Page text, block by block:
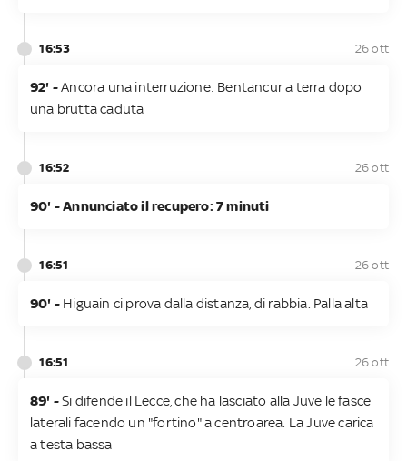
16:53 26 ott
92' -Ancora una interruzione: Bentancur a terra dopo
una brutta caduta
16:52 26 ott
90' - Annunciato il recupero: 7 minuti
16:51 26 ott
90' - Higuain ci prova dalla distanza, di rabbia. Palla alta
16:51 26 ott
89' -Si difende il Lecce, che ha lasciato alla Juve le fasce
laterali facendo un "fortino" a centroarea. La Juve carica
a testa bassa